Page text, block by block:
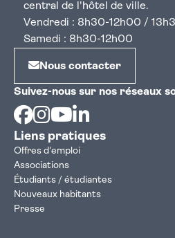
central de l'hôtel de ville.
Vendredi : 8h30-12h00 /
Samedi : 8h30-12h00
Nous contacter
Suivez-nous sur nos réseaux
Facebook
Instagram
Youtube
Liens pratiques
Offres d'emploi
Associations
Étudiants / étudiantes
Nouveaux habitants
Presse